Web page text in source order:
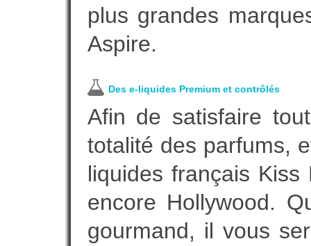
plus grandes
Aspire.
Des e-liquides Premium et contrôlés
Afin de satisfaire
totalité des parfums,
liquides français
encore Hollywood.
gourmand, il vous